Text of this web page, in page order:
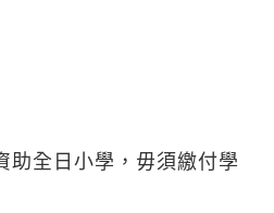
助全日小學，毋須繳付學